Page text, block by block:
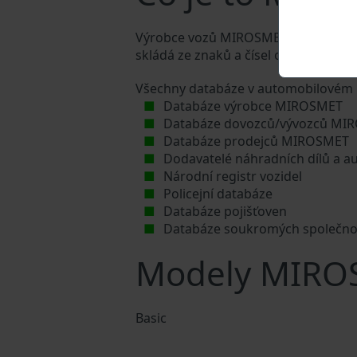
Výrobce vozů MIROSMET přiděluje
skládá ze znaků a čísel o celkové
Všechny databáze v
Databáze výrobce MIROSMET
Databáze dovozců/vývozců
Databáze prodejců MIROSMET
Dodavatelé náhradních dílů a
Národní registr vozidel
Policejní databáze
Databáze pojišťoven
Databáze soukromých
Modely
Basic